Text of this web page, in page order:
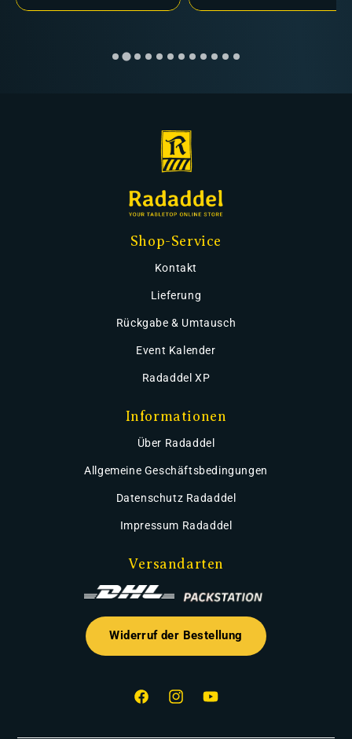
Shop-Service
Kontakt
Lieferung
Rückgabe & Umtausch
Event Kalender
Radaddel XP
Informationen
Über Radaddel
Allgemeine Geschäftsbedingungen
Datenschutz Radaddel
Impressum Radaddel
Versandarten
Widerruf der Bestellung
FacebookInstagramYouTube